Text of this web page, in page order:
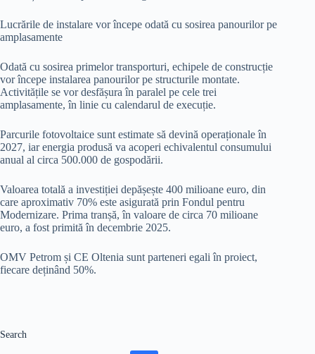
Lucrările de instalare vor începe odată cu sosirea panourilor pe
amplasamente
Odată cu sosirea primelor transporturi, echipele de construcție
vor începe instalarea panourilor pe structurile montate.
Activitățile se vor desfășura în paralel pe cele trei
amplasamente, în linie cu calendarul de execuție.
Parcurile fotovoltaice sunt estimate să devină operaționale în
2027, iar energia produsă va acoperi echivalentul consumului
anual al circa 500.000 de gospodării.
Valoarea totală a investiției depășește 400 milioane euro, din
care aproximativ 70% este asigurată prin Fondul pentru
Modernizare. Prima tranșă, în valoare de circa 70 milioane
euro, a fost primită în decembrie 2025.
OMV Petrom și CE Oltenia sunt parteneri egali în proiect,
fiecare deținând 50%.
Search